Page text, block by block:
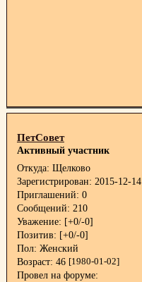
ПетСовет
Активный участник
Откуда: Щелково
Зарегистрирован: 2015-12-14
Приглашений: 0
Сообщений: 210
Уважение: [+0/-0]
Позитив: [+0/-0]
Пол: Женский
Возраст: 46 [1980-01-02]
Провел на форуме: